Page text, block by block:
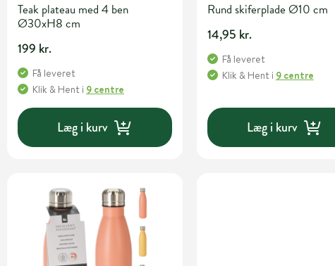
Teak plateau med 4 ben
Ø30xH8 cm
199 kr.
Få leveret
Klik & Hent i 9 centre
Læg i kurv
Rund skiferplade Ø10 cm
14,95 kr.
Få leveret
Klik & Hent i 9 centre
Læg i kurv